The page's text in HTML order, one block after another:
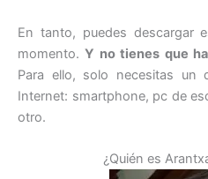
En tanto, puedes descargar
momento.Y no tienes que
Para ello, solo necesitas un
Internet: smartphone, pc de
otro.
¿Quién es